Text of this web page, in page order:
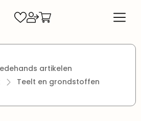
artikelen
Teelt en grondstoffen